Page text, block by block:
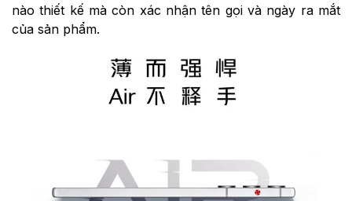
nào thiết kế mà còn xác nhận tên gọi và ngày ra mắt
của sản phẩm.